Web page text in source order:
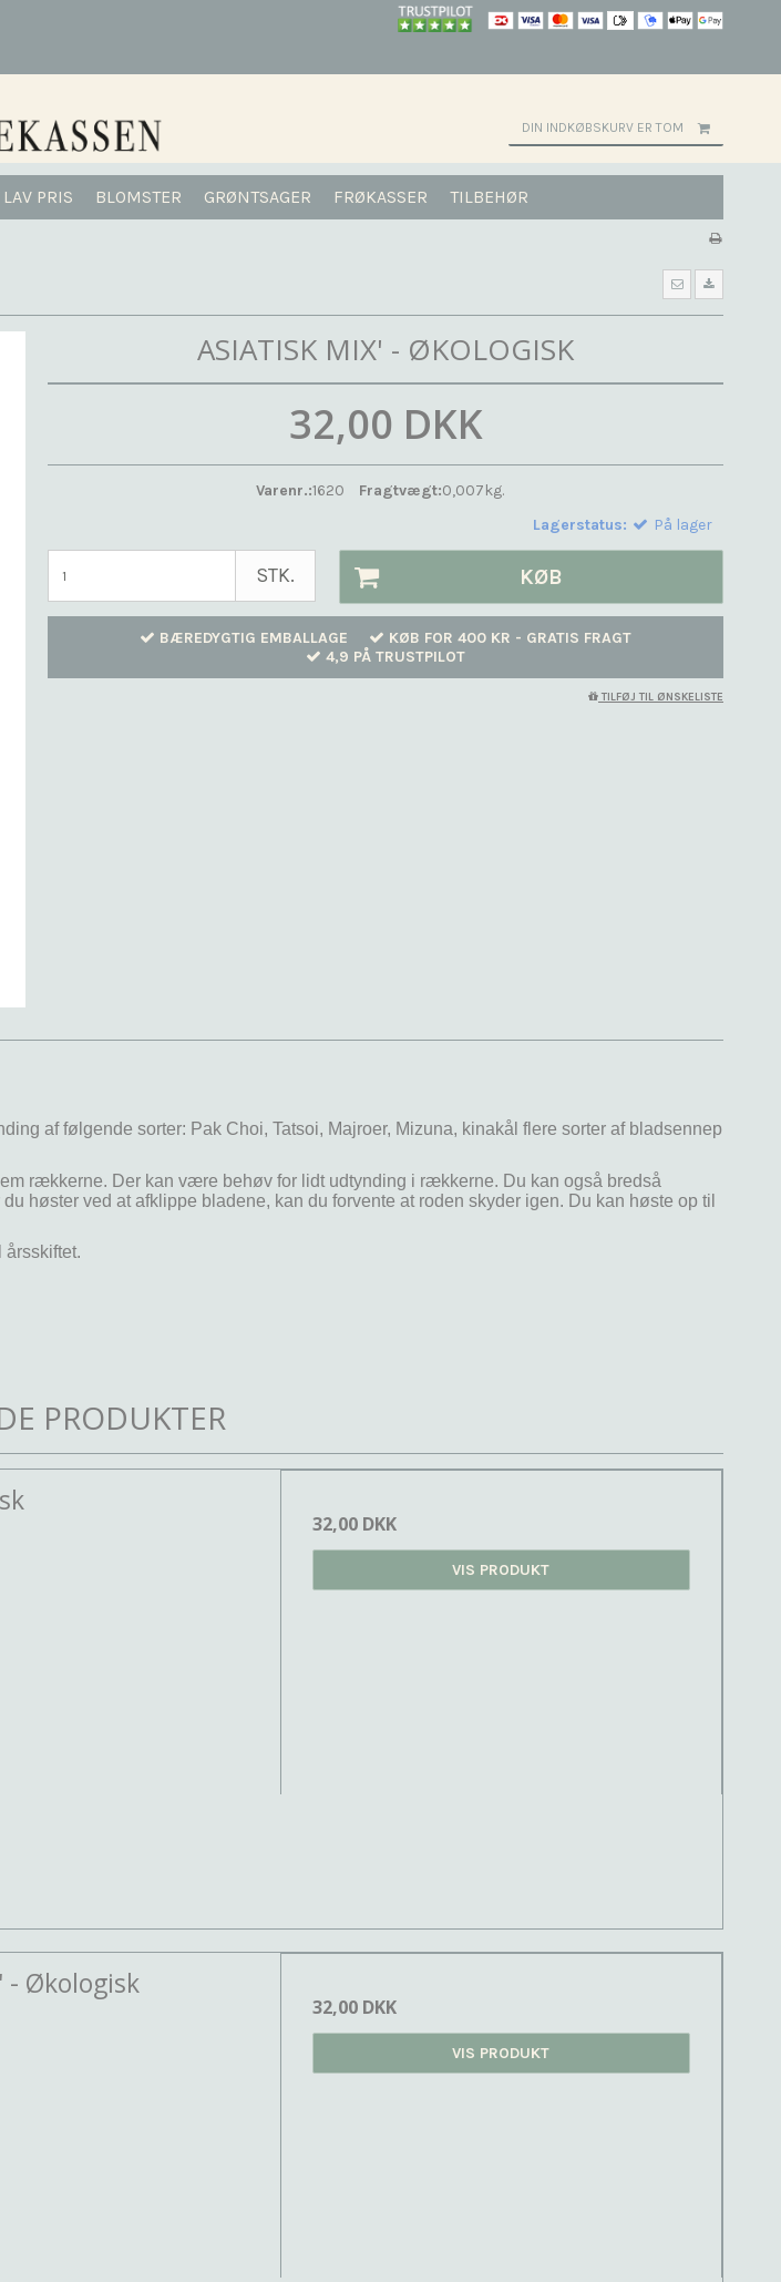
DIN INDKØBSKURV ER TOM
LAV PRIS BLOMSTER GRØNTSAGER FRØKASSER TILBEHØR
ASIATISK MIX' - ØKOLOGISK
32,00 DKK
Varenr.:1620 Fragtvægt:0,007kg.
Lagerstatus:
På lager
STK. KØB
BÆREDYGTIG EMBALLAGE
KØB FOR 400 KR - GRATIS FRAGT
4,9 PÅ TRUSTPILOT
TILFØJ TIL ØNSKELISTE
af følgende sorter: Pak Choi, Tatsoi, Majroer, Mizuna, kinakål flere sorter af bladsennep
rækkerne. Der kan være behøv for lidt udtynding i rækkerne. Du kan også bredså
høster ved at afklippe bladene, kan du forvente at roden skyder igen. Du kan høste op til
årsskiftet.
PRODUKTER
32,00 DKK
VIS PRODUKT
- Økologisk
32,00 DKK
VIS PRODUKT